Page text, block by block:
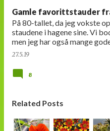
Gamle favorittstauder
På 80-tallet, da jeg vokste
staudene i hagene sine. Vi
men jeg har også mange
sommerferier i Trøndelag.
27.5.19
8
Related Posts